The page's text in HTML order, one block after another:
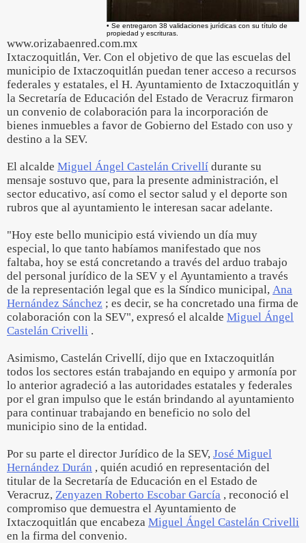
• Se entregaron 38 validaciones jurídicas con su título de
propiedad y escrituras.
www.orizabaenred.com.mx
Ixtaczoquitlán, Ver. Con el objetivo de que las escuelas del
municipio de Ixtaczoquitlán puedan tener acceso a recursos
federales y estatales, el H. Ayuntamiento de Ixtaczoquitlán y
la Secretaría de Educación del Estado de Veracruz firmaron
un convenio de colaboración para la incorporación de
bienes inmuebles a favor de Gobierno del Estado con uso y
destino a la SEV.
El alcalde Miguel Ángel Castelán Crivellí durante su
mensaje sostuvo que, para la presente administración, el
sector educativo, así como el sector salud y el deporte son
rubros que al ayuntamiento le interesan sacar adelante.
"Hoy este bello municipio está viviendo un día muy
especial, lo que tanto habíamos manifestado que nos
faltaba, hoy se está concretando a través del arduo trabajo
del personal jurídico de la SEV y el Ayuntamiento a través
de la representación legal que es la Síndico municipal, Ana
Hernández Sánchez ; es decir, se ha concretado una firma de
colaboración con la SEV", expresó el alcalde Miguel Ángel
Castelán Crivelli .
Asimismo, Castelán Crivellí, dijo que en Ixtaczoquitlán
todos los sectores están trabajando en equipo y armonía por
lo anterior agradeció a las autoridades estatales y federales
por el gran impulso que le están brindando al ayuntamiento
para continuar trabajando en beneficio no solo del
municipio sino de la entidad.
Por su parte el director Jurídico de la SEV, José Miguel
Hernández Durán , quién acudió en representación del
titular de la Secretaría de Educación en el Estado de
Veracruz, Zenyazen Roberto Escobar García , reconoció el
compromiso que demuestra el Ayuntamiento de
Ixtaczoquitlán que encabeza Miguel Ángel Castelán Crivelli
en la firma del convenio.